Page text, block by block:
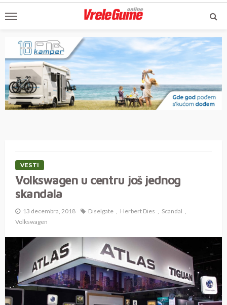
VESTI
Volkswagen u centru još jednog
skandala
13 decembra, 2018 Diselgate Herbert Dies
Scandal
Volkswagen